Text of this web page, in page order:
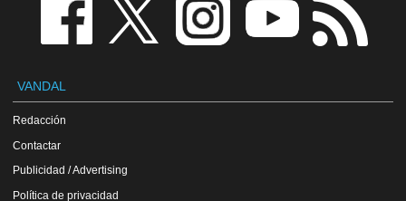
VANDAL
Redacción
Contactar
Publicidad / Advertising
Política de privacidad